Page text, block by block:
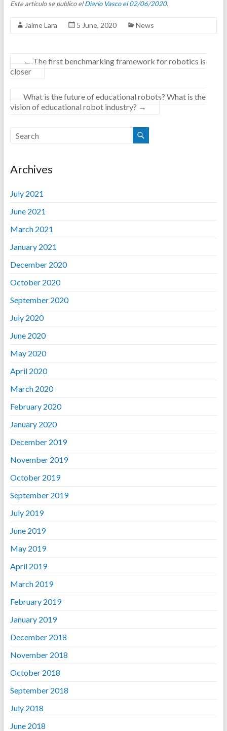
Este artículo se publico elDiario Vasco el 02/06/2020.
Jaime Lara 5 June, 2020 News
← The first benchmarking framework for robotics is
closer
What is the future of educational robots? What is the
vision of educational robot industry? →
Archives
July 2021
June 2021
March 2021
January 2021
December 2020
October 2020
September 2020
July 2020
June 2020
May 2020
April 2020
March 2020
February 2020
January 2020
December 2019
November 2019
October 2019
September 2019
July 2019
June 2019
May 2019
April 2019
March 2019
February 2019
January 2019
December 2018
November 2018
October 2018
September 2018
July 2018
June 2018